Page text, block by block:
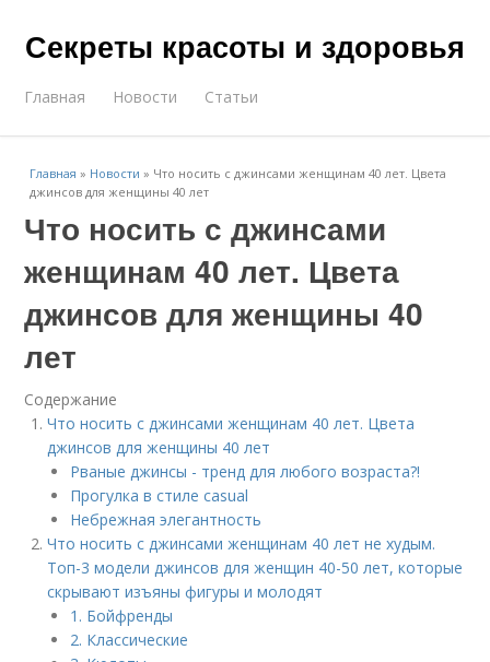
Секреты красоты и здоровья
Главная Новости Статьи
Главная » Новости » Что носить с джинсами женщинам 40 лет. Цвета
джинсов для женщины 40 лет
Что носить с джинсами
женщинам 40 лет. Цвета
джинсов для женщины 40
лет
Содержание
Что носить с джинсами женщинам 40 лет. Цвета
джинсов для женщины 40 лет
Рваные джинсы - тренд для любого возраста?!
Прогулка в стиле casual
Небрежная элегантность
Что носить с джинсами женщинам 40 лет не худым.
Топ-3 модели джинсов для женщин 40-50 лет, которые
скрывают изъяны фигуры и молодят
1. Бойфренды
2. Классические